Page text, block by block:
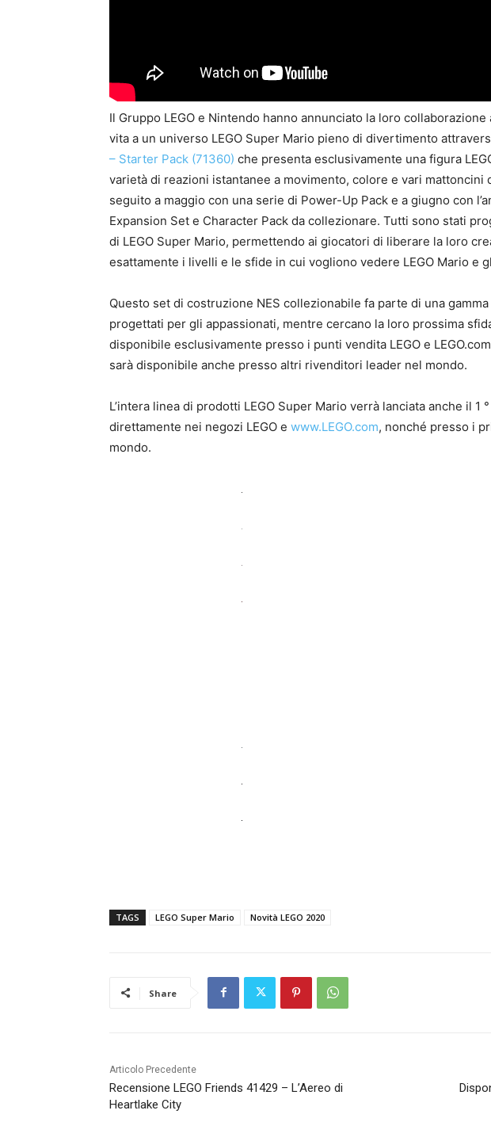
Il Gruppo LEGO e Nintendo hanno annunciato la loro collaborazione
vita a un universo LEGO Super Mario pieno di divertimento
– Starter Pack (71360) che presenta esclusivamente una figura
varietà di reazioni istantanee a movimento, colore e vari mattoncini
seguito a maggio con una serie di Power-Up Pack e a giugno con
Expansion Set e Character Pack da collezionare. Tutti sono stati
di LEGO Super Mario, permettendo ai giocatori di liberare la loro
esattamente i livelli e le sfide in cui vogliono vedere LEGO Mario e
Questo set di costruzione NES collezionabile fa parte di una
progettati per gli appassionati, mentre cercano la loro prossima
disponibile esclusivamente presso i punti vendita LEGO e
sarà disponibile anche presso altri rivenditori leader nel mondo.
L’intera linea di prodotti LEGO Super Mario verrà lanciata anche il 1
direttamente nei negozi LEGO e www.LEGO.com, nonché presso i
mondo.
TAGS LEGO Super Mario Novità LEGO 2020
Share
Articolo Precedente
Recensione LEGO Friends 41429 – L’Aereo di
Heartlake City